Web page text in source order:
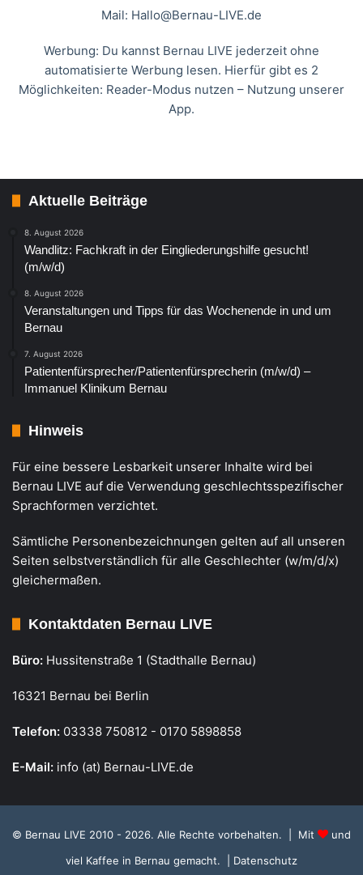
Mail: Hallo@Bernau-LIVE.de
Werbung: Du kannst Bernau LIVE jederzeit ohne
automatisierte Werbung lesen. Hierfür gibt es 2
Möglichkeiten: Reader-Modus nutzen – Nutzung unserer
App.
Aktuelle Beiträge
8. August 2026
Wandlitz: Fachkraft in der Eingliederungshilfe gesucht!
(m/w/d)
8. August 2026
Veranstaltungen und Tipps für das Wochenende in und um
Bernau
7. August 2026
Patientenfürsprecher/Patientenfürsprecherin (m/w/d) –
Immanuel Klinikum Bernau
Hinweis
Für eine bessere Lesbarkeit unserer Inhalte wird bei
Bernau LIVE auf die Verwendung geschlechtsspezifischer
Sprachformen verzichtet.
Sämtliche Personenbezeichnungen gelten auf all unseren
Seiten selbstverständlich für alle Geschlechter (w/m/d/x)
gleichermaßen.
Kontaktdaten Bernau LIVE
Büro: Hussitenstraße 1 (Stadthalle Bernau)
16321 Bernau bei Berlin
Telefon: 03338 750812 - 0170 5898858
E-Mail: info (at) Bernau-LIVE.de
© Bernau LIVE 2010 - 2026. Alle Rechte vorbehalten. | Mit
und
viel Kaffee in Bernau gemacht.
| Datenschutz